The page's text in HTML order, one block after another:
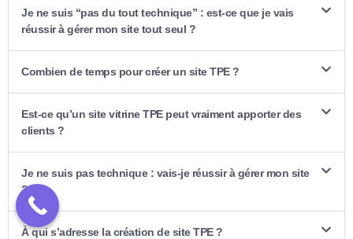
Je ne suis “pas du tout technique” : est-ce que je vais
réussir à gérer mon site tout seul ?
Combien de temps pour créer un site TPE ?
Est-ce qu’un site vitrine TPE peut vraiment apporter des
clients ?
Je ne suis pas technique : vais-je réussir à gérer mon site
?
À qui s’adresse la création de site TPE ?